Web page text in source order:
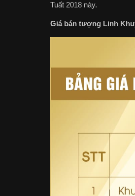
Tuất 2018 này.
Giá bán tượng Linh